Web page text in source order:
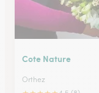
Cote Nature
Orthez